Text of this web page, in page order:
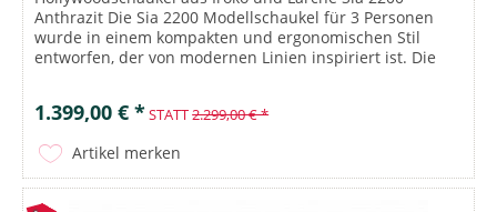
Anthrazit Die Sia 2200 Modellschaukel für 3 Personen
wurde in einem kompakten und ergonomischen Stil
entworfen, der von modernen Linien inspiriert ist. Die
1.399,00 € *STATT2.299,00 € *
Artikel merken